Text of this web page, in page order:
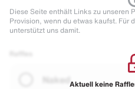
Diese Seite enthält Links zu unseren
Provision, wenn du etwas kaufst. Für
unterstützt uns damit.
Naked Aktuell keine